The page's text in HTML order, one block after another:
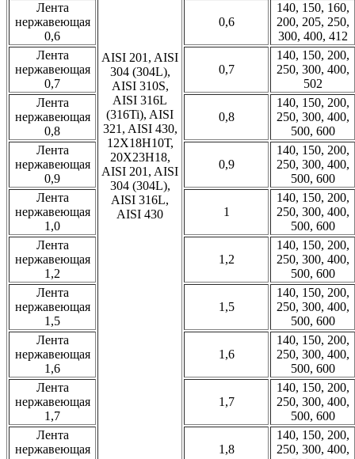
AISI 201, AISI
304 (304L),
AISI 310S,
AISI 316L
(316Ti), AISI
321, AISI 430,
12Х18Н10Т,
20Х23Н18,
AISI 201, AISI
304 (304L),
AISI 316L,
AISI 430
Лента
нержавеющая
0,6
0,6
140, 150, 160,
200, 205, 250,
300, 400, 412
Лента
нержавеющая
0,7
0,7
140, 150, 200,
250, 300, 400,
502
Лента
нержавеющая
0,8
0,8
140, 150, 200,
250, 300, 400,
500, 600
Лента
нержавеющая
0,9
0,9
140, 150, 200,
250, 300, 400,
500, 600
Лента
нержавеющая
1,0
1
140, 150, 200,
250, 300, 400,
500, 600
Лента
нержавеющая
1,2
1,2
140, 150, 200,
250, 300, 400,
500, 600
Лента
нержавеющая
1,5
1,5
140, 150, 200,
250, 300, 400,
500, 600
Лента
нержавеющая
1,6
1,6
140, 150, 200,
250, 300, 400,
500, 600
Лента
нержавеющая
1,7
1,7
140, 150, 200,
250, 300, 400,
500, 600
Лента
нержавеющая
1,8
140, 150, 200,
250, 300, 400,